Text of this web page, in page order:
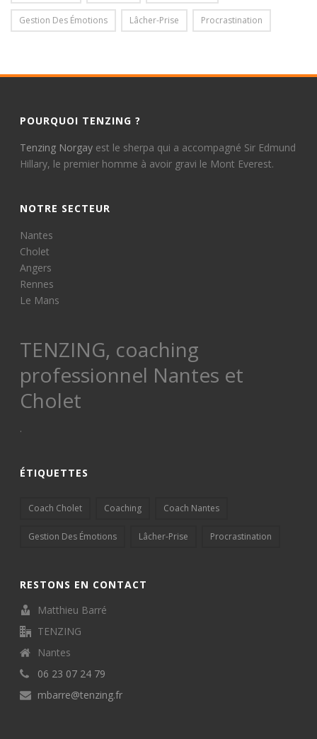
Gestion Des Émotions Lâcher-Prise Procrastination
POURQUOI TENZING ?
Tenzing Norgay est le sherpa qui a accompagné Sir Edmund
Hillary, le premier homme à avoir gravi le Mont Everest.
NOTRE SECTEUR
Nantes
Cholet
Angers
Rennes
Le Mans
TENZING, coaching
professionnel Nantes et
Cholet
.
ÉTIQUETTES
Coach Cholet Coaching Coach Nantes
Gestion Des Émotions Lâcher-Prise Procrastination
RESTONS EN CONTACT
Matthieu Barré
TENZING
Nantes
06 23 07 24 79
mbarre@tenzing.fr